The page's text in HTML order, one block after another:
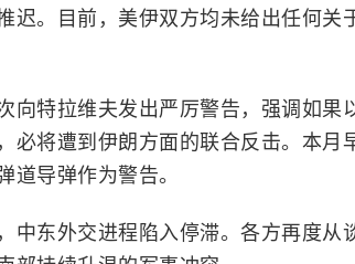
迟。目前，美伊双方均未给出任何关
向特拉维夫发出严厉警告，强调如果
必将遭到伊朗方面的联合反击。本月
道导弹作为警告。
中东外交进程陷入停滞。各方再度从